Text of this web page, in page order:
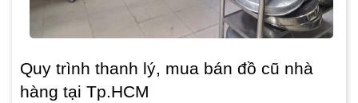
Quy trình thanh lý, mua bán đồ cũ nhà
hàng tại Tp.HCM